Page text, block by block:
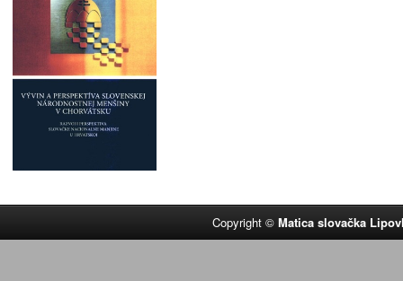
Copyright ©Matica slovačka